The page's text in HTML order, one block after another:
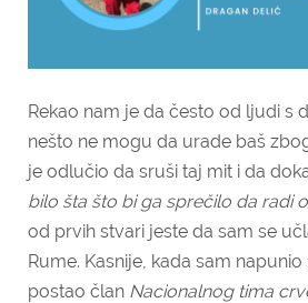
Rekao nam je da često od ljudi s
nešto ne mogu da urade baš
je odlučio da sruši taj mit i da
bilo šta što bi ga sprečilo da radi
od prvih stvari jeste da sam se
Rume. Kasnije, kada sam napunio
postao član Nacionalnog tima